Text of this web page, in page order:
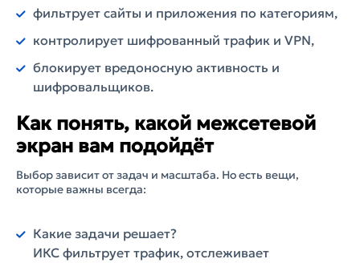
фильтрует сайты и приложения по категориям,
контролирует шифрованный трафик и VPN,
блокирует вредоносную активность и
шифровальщиков.
Как понять, какой межсетевой
экран вам подойдёт
Выбор зависит от задач и масштаба. Но есть вещи,
которые важны всегда:
Какие задачи решает?
ИКС фильтрует трафик, отслеживает